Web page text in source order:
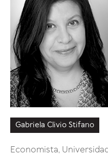
Gabriela Clivio Stifano
Economista,